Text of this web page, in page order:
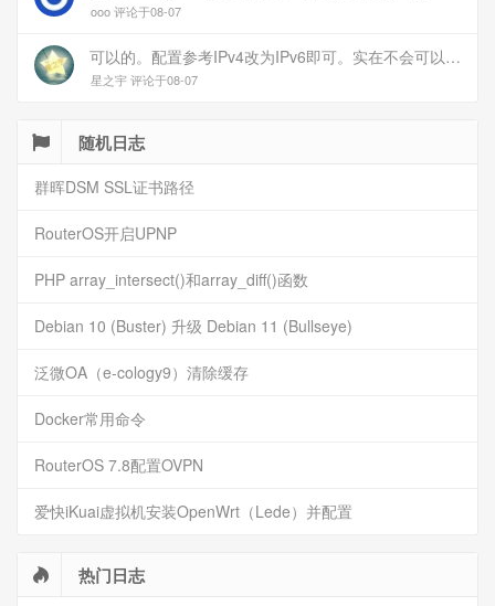
ooo 评论于08-07
可以的。配置参考IPv4改为IPv6即可。实在不会可以用wireguard，这个简单和稳定
星之宇 评论于08-07
随机日志
群晖DSM SSL证书路径
RouterOS开启UPNP
PHP array_intersect()和array_diff()函数
Debian 10 (Buster) 升级 Debian 11 (Bullseye)
泛微OA（e-cology9）清除缓存
Docker常用命令
RouterOS 7.8配置OVPN
爱快iKuai虚拟机安装OpenWrt（Lede）并配置
热门日志